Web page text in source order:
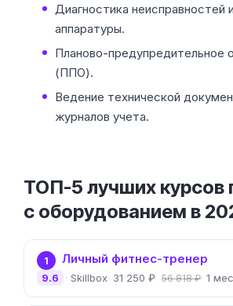
Диагностика неисправностей
аппаратуры.
Планово-предупредительное
(ППО).
Ведение технической
журналов учета.
ТОП-5 лучших курсов
с оборудованием в
1 Личный фитнес-тренер
Skillbox 31 250 ₽ 56 818 ₽ 1
9.6